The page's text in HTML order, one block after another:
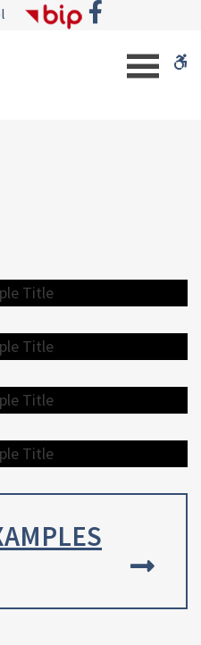
EXAMPLE TITLE
EXAMPLE TITLE
EXAMPLE TITLE